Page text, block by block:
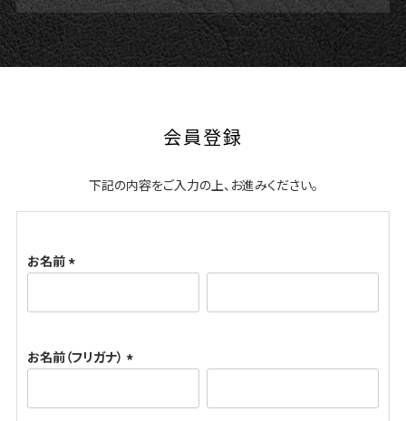
会員登録
下記の内容をご入力の上、お進みください。
お名前
必
)
お名前（フリガナ）
必